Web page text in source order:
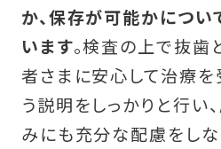
か、保存が可能かにつ
います。検査の上で抜歯
者さまに安心して治療
う説明をしっかりと行い
みにも充分な配慮をし